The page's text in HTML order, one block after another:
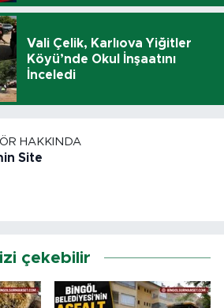
Vali Çelik, Karlıova Yiğitler
Köyü’nde Okul İnşaatını
İnceledi
HAKKINDA
Site
çekebilir